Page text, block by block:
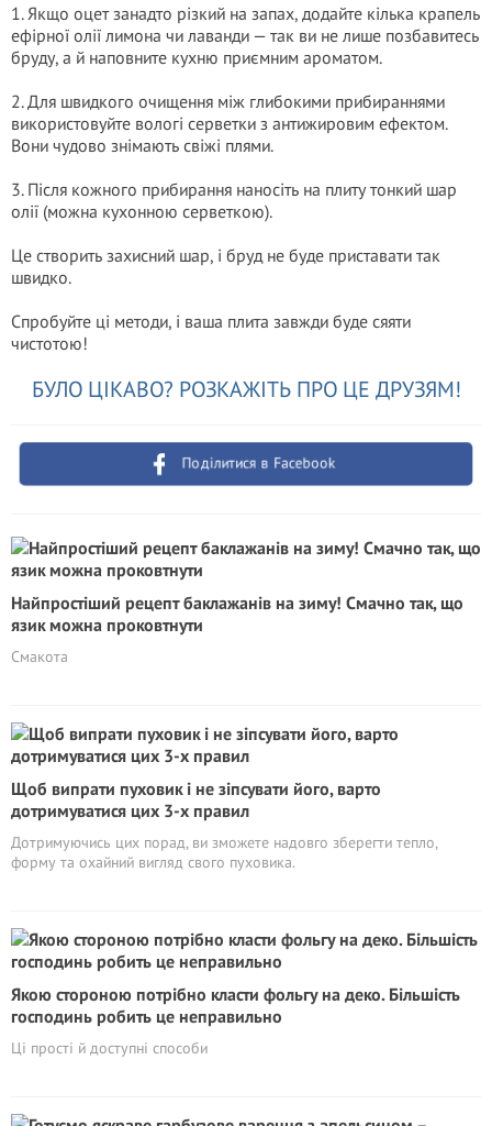
1. Якщо оцет занадто різкий на запах, додайте кілька крапель
ефірної олії лимона чи лаванди — так ви не лише позбавитесь
бруду, а й наповните кухню приємним ароматом.
2. Для швидкого очищення між глибокими прибираннями
використовуйте вологі серветки з антижировим ефектом.
Вони чудово знімають свіжі плями.
3. Після кожного прибирання наносіть на плиту тонкий шар
олії (можна кухонною серветкою).
Це створить захисний шар, і бруд не буде приставати так
швидко.
Спробуйте ці методи, і ваша плита завжди буде сяяти
чистотою!
БУЛО ЦІКАВО? РОЗКАЖІТЬ ПРО ЦЕ ДРУЗЯМ!
Поділитися в Facebook
Найпростіший рецепт баклажанів на зиму! Смачно так, що
язик можна проковтнути
Смакота
Щоб випрати пуховик і не зіпсувати його, варто
дотримуватися цих 3-х правил
Дотримуючись цих порад, ви зможете надовго зберегти тепло,
форму та охайний вигляд свого пуховика.
Якою стороною потрібно класти фольгу на деко. Більшість
господинь робить це неправильно
Ці прості й доступні способи